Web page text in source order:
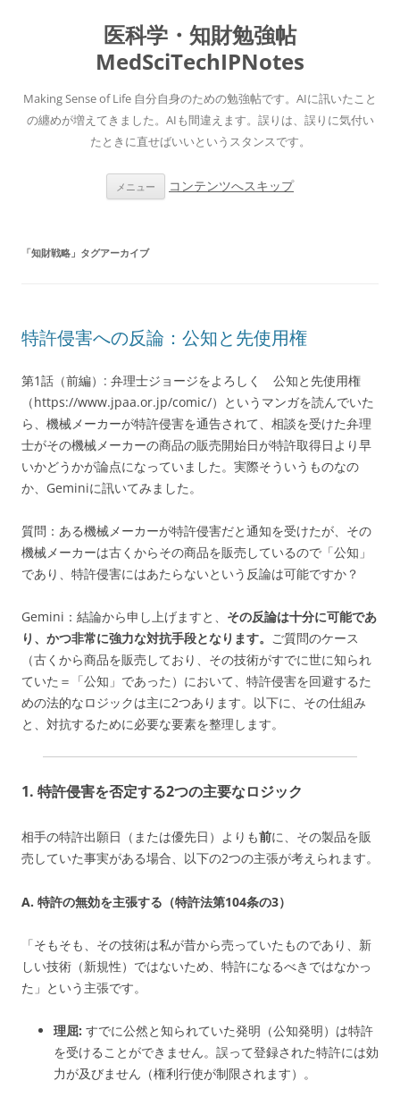
医科学・知財勉強帖
MedSciTechIPNotes
Making Sense of Life 自分自身のための勉強帖です。AIに訊いたこと
の纏めが増えてきました。AIも間違えます。誤りは、誤りに気付い
たときに直せばいいというスタンスです。
メニュー コンテンツへスキップ
「知財戦略 」タグアーカイブ
特許侵害への反論：公知と先使用権
第1話（前編）: 弁理士ジョージをよろしく 公知と先使用権
（https://www.jpaa.or.jp/comic/）というマンガを読んでいた
ら、機械メーカーが特許侵害を通告されて、相談を受けた弁理
士がその機械メーカーの商品の販売開始日が特許取得日より早
いかどうかが論点になっていました。実際そういうものなの
か、Geminiに訊いてみました。
質問： ある機械メーカーが特許侵害だと通知を受けたが、その
機械メーカーは古くからその商品を販売しているので「公知」
であり、特許侵害にはあたらないという反論は可能ですか？
Gemini： 結論から申し上げますと、 その反論は十分に可能であ
り、かつ非常に強力な対抗手段となります。 ご質問のケース
（古くから商品を販売しており、その技術がすでに世に知られ
ていた＝「公知」であった）において、特許侵害を回避するた
めの法的なロジックは主に2つあります。 以下に、その仕組み
と、対抗するために必要な要素を整理します。
1. 特許侵害を否定する2つの主要なロジック
相手の特許出願日（または優先日）よりも前に、その製品を販
売していた事実がある場合、以下の2つの主張が考えられます。
A. 特許の無効を主張する（特許法第104条の3）
「そもそも、その技術は私が昔から売っていたものであり、新
しい技術（新規性）ではないため、特許になるべきではなかっ
た」という主張です。
理屈: すでに公然と知られていた発明（公知発明）は特許
を受けることができません。誤って登録された特許には効
力が及びません（権利行使が制限されます）。